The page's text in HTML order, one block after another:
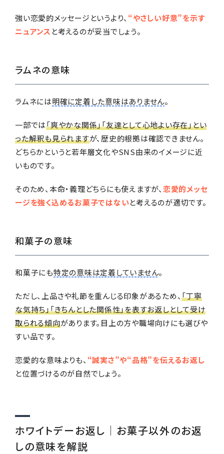
強い恋愛的メッセージというより、 “やさしい好意”を示す
ニュアンス と考えるのが妥当でしょう。
ラムネの意味
ラムネには明確に定着した意味はありません。
一部では「爽やかな関係」「友達として心地よい存在」とい
った解釈も見られますが、歴史的根拠は確認できません。
どちらかというと若年層文化やSNS由来のイメージに近
いものです。
そのため、本命・義理どちらにも使えますが、 恋愛的メッセ
ージを強く込めるお菓子ではないと考えるのが適切です。
和菓子の意味
和菓子にも特定の意味は定着していません。
ただし、上品さや礼節を重んじる印象があるため、「丁寧
な気持ち」「きちんとした関係性」を表すお返しとして受け
取られる傾向があります。目上の方や職場向けにも選びや
すい品です。
恋愛的な意味よりも、 “誠実さ”や“品格”を伝えるお返し
と位置づけるのが自然でしょう。
ホワイトデーお返し｜お菓子以外のお返
しの意味を解説